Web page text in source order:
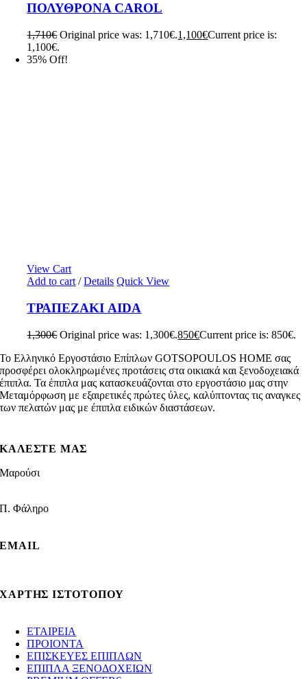
ΠΟΛΥΘΡΟΝΑ CAROL
1,710€ Original price was: 1,710€.1,100€Current price is:
1,100€.
35% Off!
View Cart
Add to cart / Details Quick View
ΤΡΑΠΕΖΑΚΙ AIDA
1,300€ Original price was: 1,300€.850€Current price is: 850€.
To Ελληνικό Εργοστάσιο Επίπλων GOTSOPOULOS HOME σας
προσφέρει ολοκληρωμένες προτάσεις στα οικιακά και ξενοδοχειακά
έπιπλα. Τα έπιπλα μας κατασκευάζονται στο εργοστάσιο μας στην
Μεταμόρφωση με εξαιρετικές πρώτες ύλες, καλύπτοντας τις αναγκες
των πελατών μας με έπιπλα ειδικών διαστάσεων.
ΚΑΛΕΣΤΕ ΜΑΣ
Μαρούσι
Π. Φάληρο
EMAIL
ΧΑΡΤΗΣ ΙΣΤΟΤΟΠΟΥ
ΕΤΑΙΡΕΙΑ
ΠΡΟΙΟΝΤΑ
ΕΠΙΣΚΕΥΕΣ ΕΠΙΠΛΩΝ
ΕΠΙΠΛΑ ΞΕΝΟΔΟΧΕΙΩΝ